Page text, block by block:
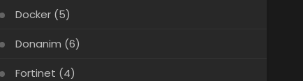
Docker(5)
Donanim (6)
Fortinet (4)